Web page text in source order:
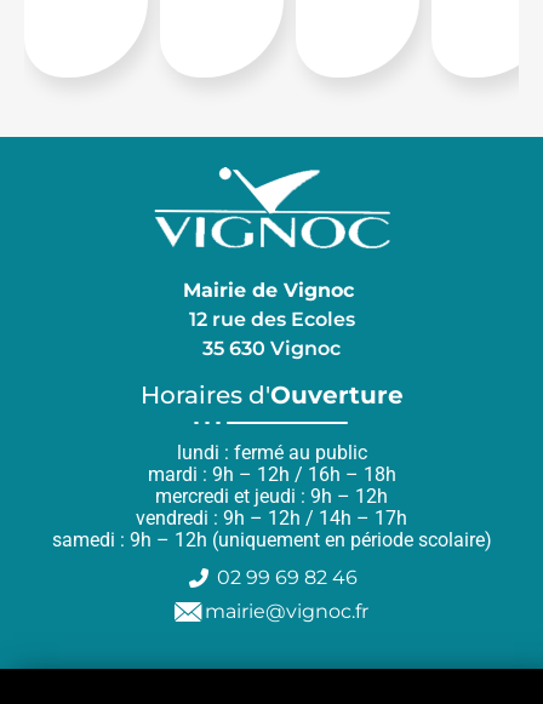
Mairie de Vignoc
12 rue des Ecoles
35 630 Vignoc
Horaires d'Ouverture
lundi : fermé au public
mardi : 9h – 12h / 16h – 18h
mercredi et jeudi : 9h – 12h
vendredi : 9h – 12h / 14h – 17h
samedi : 9h – 12h (uniquement en période scolaire)
02 99 69 82 46
mairie@vignoc.fr